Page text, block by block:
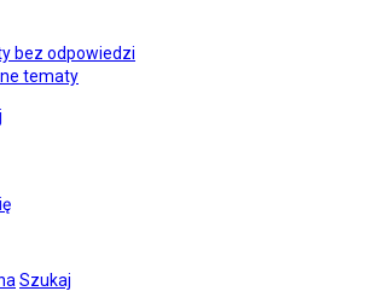
bez odpowiedzi
tematy
Szukaj